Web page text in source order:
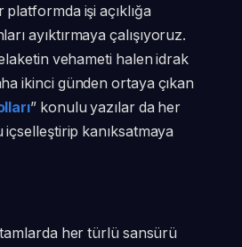
işi açıklığa
ayıktırmaya çalışıyoruz.
vehameti halen idrak
ikinci günden ortaya çıkan
” konulu yazılar da her
kanıksatmaya
her türlü sansürü